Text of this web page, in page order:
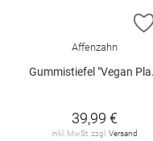
Affenzahn
Gummistiefel "Vegan Plashy"
39,99 €
inkl. MwSt. zzgl.Versand